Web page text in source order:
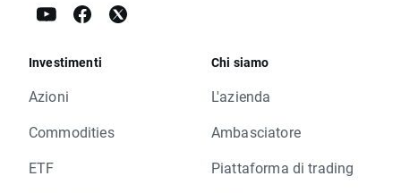
Investimenti
Azioni
Commodities
ETF
Chi siamo
L'azienda
Ambasciatore
Piattaforma di trading